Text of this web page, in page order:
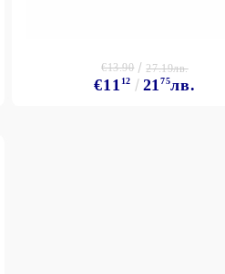
€11 12 2175лв.
€13.90 27.19лв.